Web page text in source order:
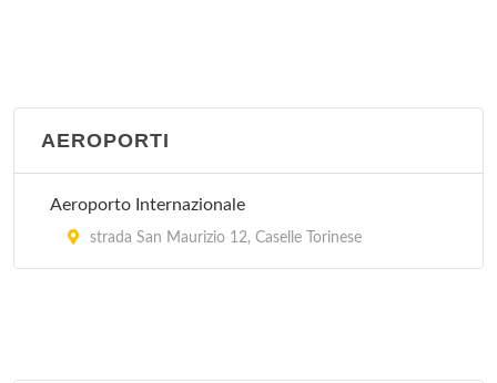
AEROPORTI
Aeroporto Internazionale
strada San Maurizio 12, Caselle Torinese